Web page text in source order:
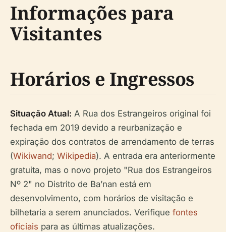
Informações para
Visitantes
Horários e Ingressos
Situação Atual: A Rua dos Estrangeiros original foi
fechada em 2019 devido a reurbanização e
expiração dos contratos de arrendamento de terras
(Wikiwand; Wikipedia). A entrada era anteriormente
gratuita, mas o novo projeto "Rua dos Estrangeiros
Nº 2" no Distrito de Ba’nan está em
desenvolvimento, com horários de visitação e
bilhetaria a serem anunciados. Verifique fontes
oficiais para as últimas atualizações.